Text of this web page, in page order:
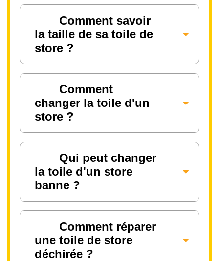
Comment savoir
la taille de sa toile de
store ?
Comment
changer la toile d'un
store ?
Qui peut changer
la toile d'un store
banne ?
Comment réparer
une toile de store
déchirée ?